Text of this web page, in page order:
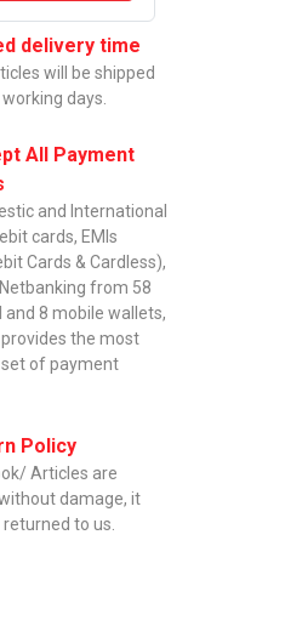
delivery time
will be shipped
days.
All Payment
and International
cards, EMIs
Cards & Cardless),
from 58
and 8 mobile wallets,
the most
of payment
Policy
Articles are
damage, it
to us.